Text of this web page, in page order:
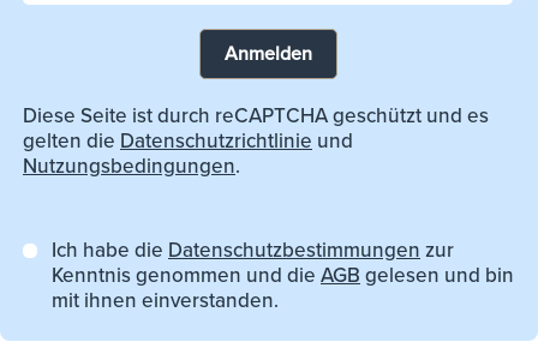
Anmelden
Diese Seite ist durch reCAPTCHA geschützt und es
gelten die Datenschutzrichtlinie und
Nutzungsbedingungen.
Ich habe die Datenschutzbestimmungen zur
Kenntnis genommen und die AGB gelesen und bin
mit ihnen einverstanden.